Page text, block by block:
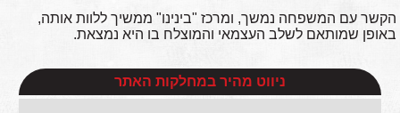
הקשר עם המשפחה נמשך, ומרכז "בינינו" ממשיך ללוות אותה,
באופן שמותאם לשלב העצמאי והמוצלח בו היא נמצאת.
ניווט מהיר במחלקות האתר